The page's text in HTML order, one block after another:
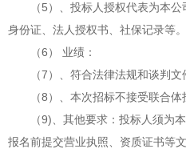
（5）、投标人授权代表为本公
身份证、法人授权书、社保记录等。
（6） 业绩 ：
（7）、符合法律法规和谈判文
（8）、本次招标不接受联合体
（9)、其他要求：投标人须为
报名前提交营业执照、资质证书等